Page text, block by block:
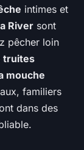
intimes et
River sont
pêcher loin
truites
mouche
familiers
dans des